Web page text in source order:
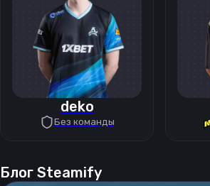
deko
Без команды
Блог Steamify